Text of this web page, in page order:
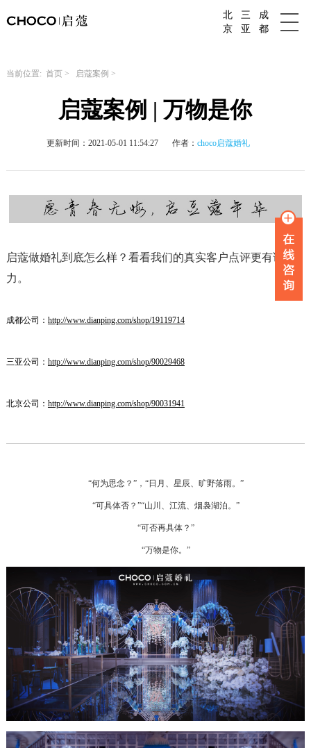
北
京
三
亚
成
都
当前位置: 首页> 启蔻案例 >
启蔻案例 | 万物是你
更新时间：2021-05-01 11:54:27 作者：choco启蔻婚礼
启蔻做婚礼到底怎么样？看看我们的真实客户点评更有说服
力。
成都公司： http://www.dianping.com/shop/19119714
三亚公司： http://www.dianping.com/shop/90029468
北京公司： http://www.dianping.com/shop/90031941
“何为思念？”，“日月、星辰、旷野落雨。”
“可具体否？”“山川、江流、烟袅湖泊。”
“可否再具体？”
“万物是你。”